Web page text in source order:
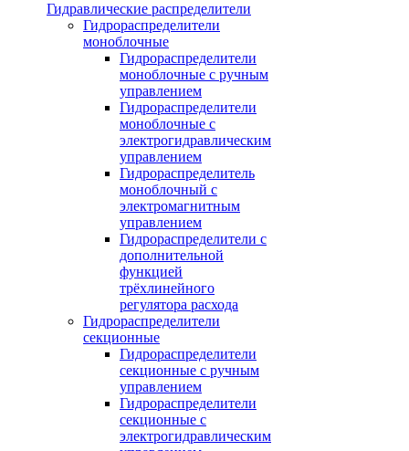
Гидравлические распределители
Гидрораспределители
моноблочные
Гидрораспределители
моноблочные с ручным
управлением
Гидрораспределители
моноблочные с
электрогидравлическим
управлением
Гидрораспределитель
моноблочный с
электромагнитным
управлением
Гидрораспределители с
дополнительной
функцией
трёхлинейного
регулятора расхода
Гидрораспределители
секционные
Гидрораспределители
секционные с ручным
управлением
Гидрораспределители
секционные с
электрогидравлическим